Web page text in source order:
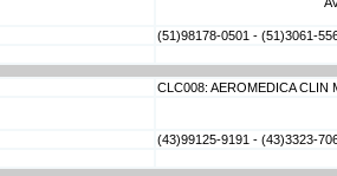
(51)98178-0501 - (51)3061-
CLC008: AEROMEDICA CLIN
(43)99125-9191 - (43)3323-